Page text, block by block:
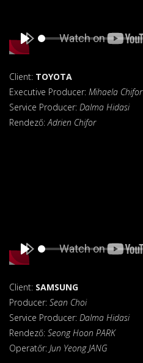
Play
Seek
Client: TOYOTA
Executive Producer: Mihaela Chifor
Service Producer: Dalma Hidasi
Rendező: Adrien Chifor
Play
Seek
Client: SAMSUNG
Producer: Sean Choi
Service Producer: Dalma Hidasi
Rendező: Seong Hoon PARK
Operatőr: Jun Yeong JANG